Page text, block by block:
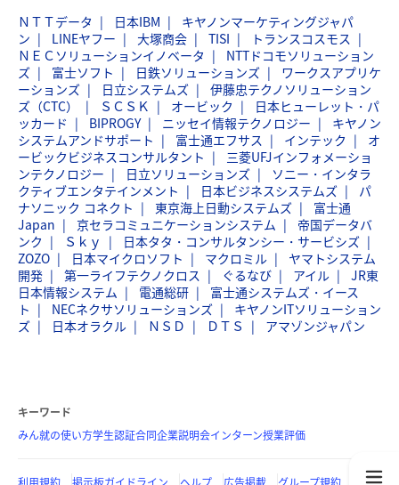
ＮＴＴデータ 日本IBM
キヤノンマーケティングジャパ
ン
LINEヤフー 大塚商会 TISI
トランスコスモス
ＮＥＣソリューションイノベータ
NTTドコモソリューション
ズ
富士ソフト 日鉄ソリューションズ
ワークスアプリケ
ーションズ
日立システムズ
伊藤忠テクノソリューション
ズ（CTC）
ＳＣＳＫ オービック
日本ヒューレット・パ
ッカード
BIPROGY ニッセイ情報テクノロジー
キヤノン
システムアンドサポート
富士通エフサス インテック
オ
ービックビジネスコンサルタント
三菱UFJインフォメーショ
ンテクノロジー
日立ソリューションズ
ソニー・インタラ
クティブエンタテインメント
日本ビジネスシステムズ
パ
ナソニック コネクト
東京海上日動システムズ
富士通
Japan
京セラコミュニケーションシステム
帝国データバ
ンク
Ｓｋｙ
日本タタ・コンサルタンシー・サービシズ
ZOZO
日本マイクロソフト マクロミル
ヤマトシステム
開発
第一ライフテクノクロス ぐるなび アイル
JR東
日本情報システム
電通総研
富士通システムズ・イース
ト
NECネクサソリューションズ
キヤノンITソリューション
ズ
日本オラクル ＮＳＤ ＤＴＳ アマゾンジャパン
キーワード
みん就の使い方学生認証合同企業説明会インターン授業評価